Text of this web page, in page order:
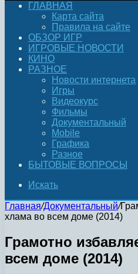
ГЛАВНАЯ
Карта сайта
Правила на сайте
ОБЗОР ИГР
ИГРОВЫЕ НОВОСТИ
КИНО
РАЗНОЕ
Новости интернета
Игры
Видеокурс
Фильмы
Документальный
Mobile
Графика
Разное
БЫТОВЫЕ ВОПРОСЫ
Искать
Главная/Документальный/
хлама во всем доме (2014)
Грамотно
всем доме (2014)